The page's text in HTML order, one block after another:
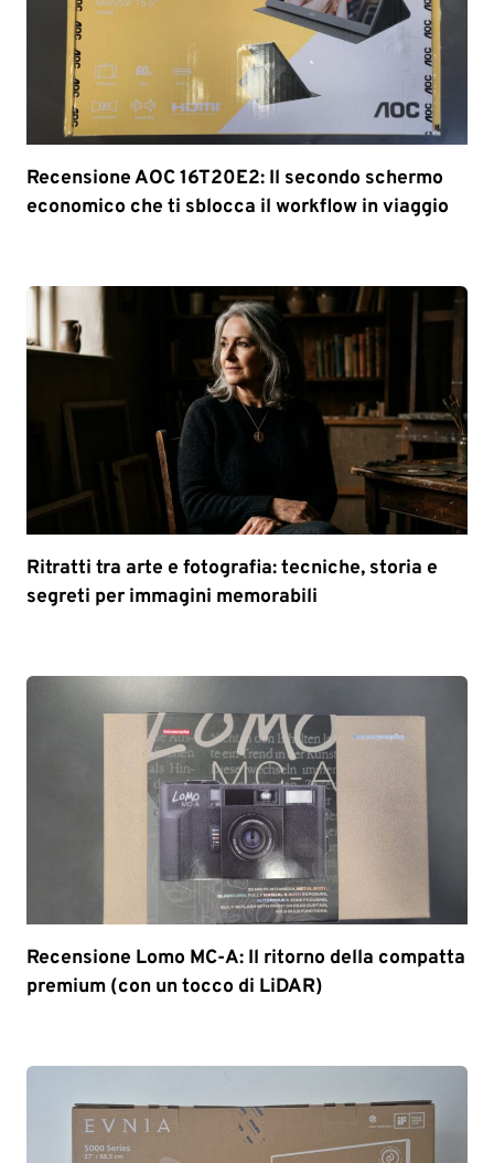
Recensione AOC 16T20E2: Il secondo schermo
economico che ti sblocca il workflow in viaggio
Ritratti tra arte e fotografia: tecniche, storia e
segreti per immagini memorabili
Recensione Lomo MC-A: Il ritorno della compatta
premium (con un tocco di LiDAR)